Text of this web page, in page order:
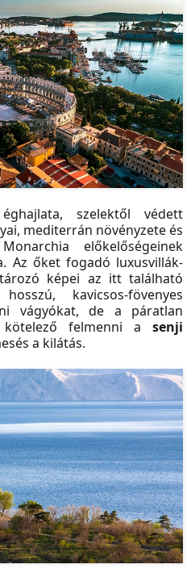
szelektől védett
mediterrán növényzete és
előkelőségeinek
Az őket fogadó luxusvillák-
képei az itt található
kavicsos-fövenyes
vágyókat, de a páratlan
kötelező felmenni a senji
a kilátás.